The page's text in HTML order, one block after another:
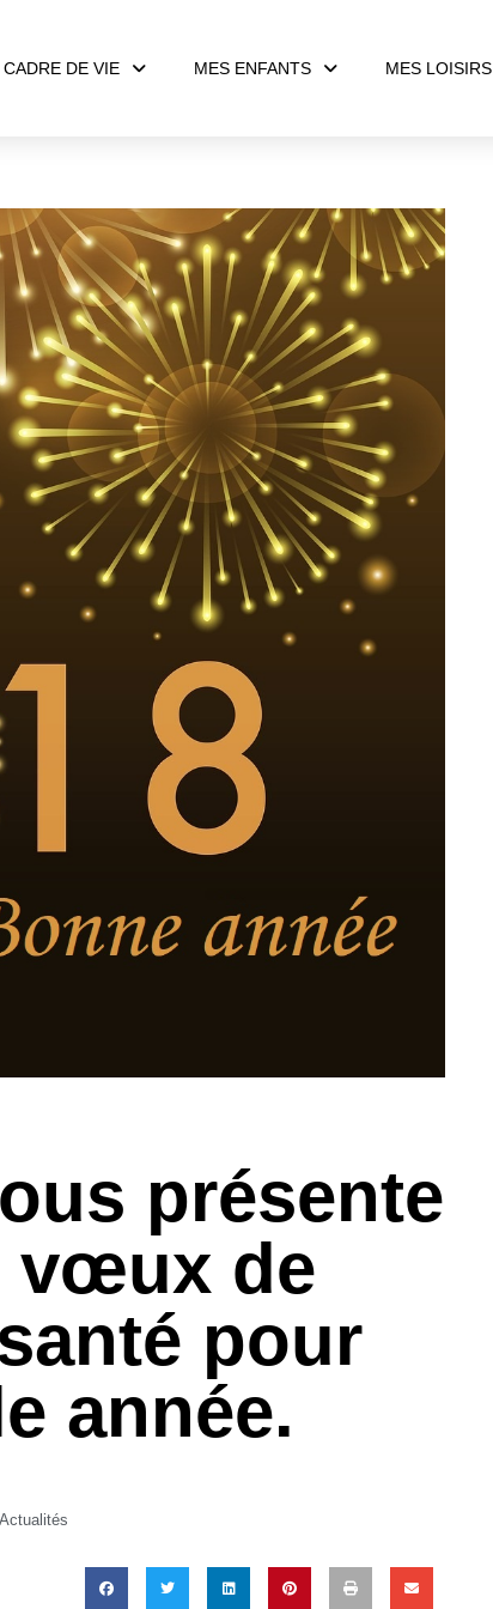
DE VIE MES ENFANTS MES LOISIRS
présente
vœux de
pour
année.
Actualités